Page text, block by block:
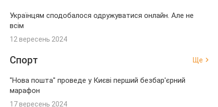
Українцям сподобалося одружуватися онлайн. Але не
всім
12 вересень 2024
Спорт Ще
"Нова пошта" проведе у Києві перший безбар'єрний
марафон
17 вересень 2024